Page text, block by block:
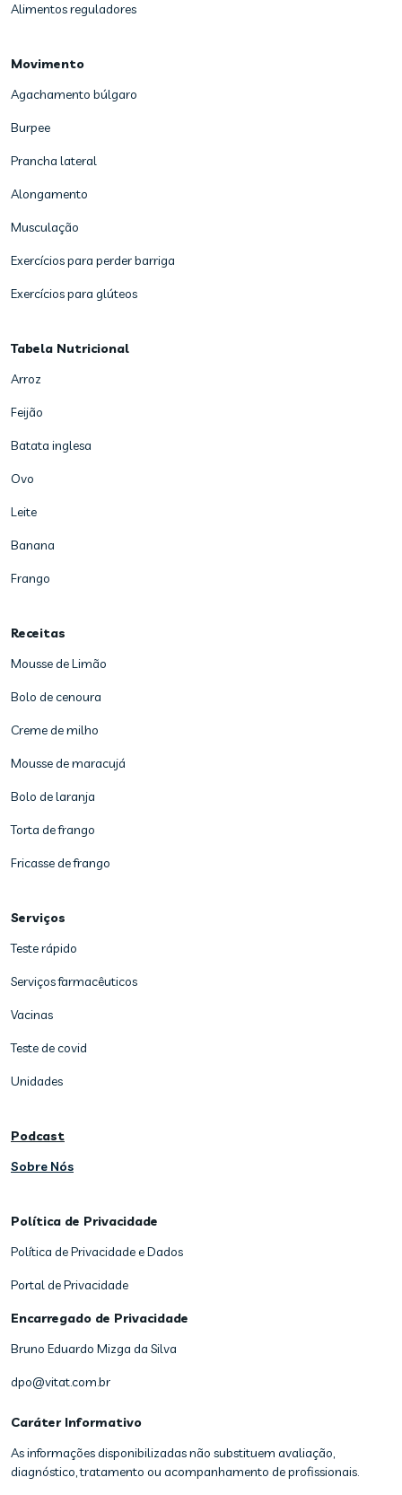
Alimentos reguladores
Movimento
Agachamento búlgaro
Burpee
Prancha lateral
Alongamento
Musculação
Exercícios para perder barriga
Exercícios para glúteos
Tabela Nutricional
Arroz
Feijão
Batata inglesa
Ovo
Leite
Banana
Frango
Receitas
Mousse de Limão
Bolo de cenoura
Creme de milho
Mousse de maracujá
Bolo de laranja
Torta de frango
Fricasse de frango
Serviços
Teste rápido
Serviços farmacêuticos
Vacinas
Teste de covid
Unidades
Podcast
Sobre Nós
Política de Privacidade
Política de Privacidade e Dados
Portal de Privacidade
Encarregado de Privacidade
Bruno Eduardo Mizga da Silva
dpo@vitat.com.br
Caráter Informativo
As informações disponibilizadas não substituem avaliação,
diagnóstico, tratamento ou acompanhamento de profissionais.